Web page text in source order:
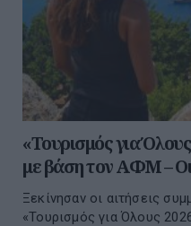
«Τουρισμός για
με βάση τον ΑΦΜ –
Ξεκίνησαν οι αιτήσεις
«Τουρισμός για Όλους